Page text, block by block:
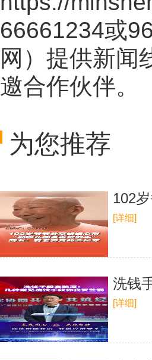
66661234或
网 ）提供新闻
邀合作伙伴。
为您推荐
102
[详细]
洗钱
[详细]